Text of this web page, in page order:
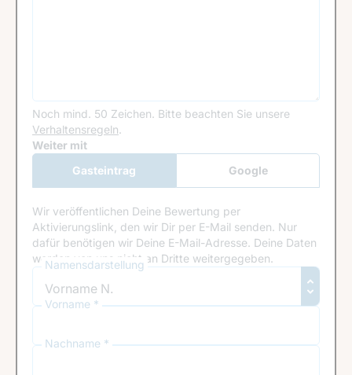
Noch mind. 50 Zeichen. Bitte beachten Sie unsere
Verhaltensregeln.
Google Recaptcha
Weiter mit
Gasteintrag
Google
Anmeldung
Wir veröffentlichen Deine Bewertung per
Aktivierungslink, den wir Dir per E-Mail senden. Nur
dafür benötigen wir Deine E-Mail-Adresse. Deine Daten
werden von uns nicht an Dritte weitergegeben.
Namensdarstellung
Vorname *
Nachname *